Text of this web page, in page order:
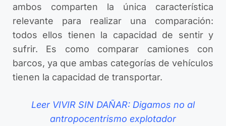
ambos comparten la única característica
relevante para realizar una comparación:
todos ellos tienen la capacidad de sentir y
sufrir. Es como comparar camiones con
barcos, ya que ambas categorías de vehículos
tienen la capacidad de transportar.
Leer VIVIR SIN DAÑAR: Digamos no al
antropocentrismo explotador